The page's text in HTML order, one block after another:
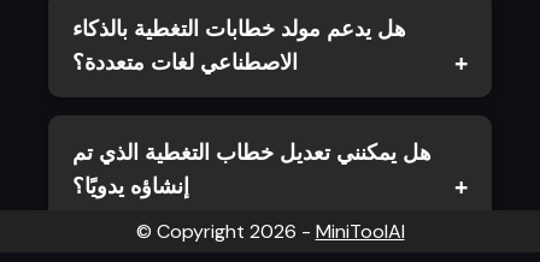
هل يدعم مولد خطابات التغطية بالذكاء
الاصطناعي لغات متعددة؟
هل يمكنني تعديل خطاب التغطية الذي تم
إنشاؤه يدويًا؟
© Copyright 2026 - MiniToolAI